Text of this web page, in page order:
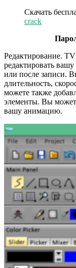
Скачать
crack
Редактирование.
редактировать
или после записи.
длительность,
можете также
элементы. Вы
вашу анимацию.